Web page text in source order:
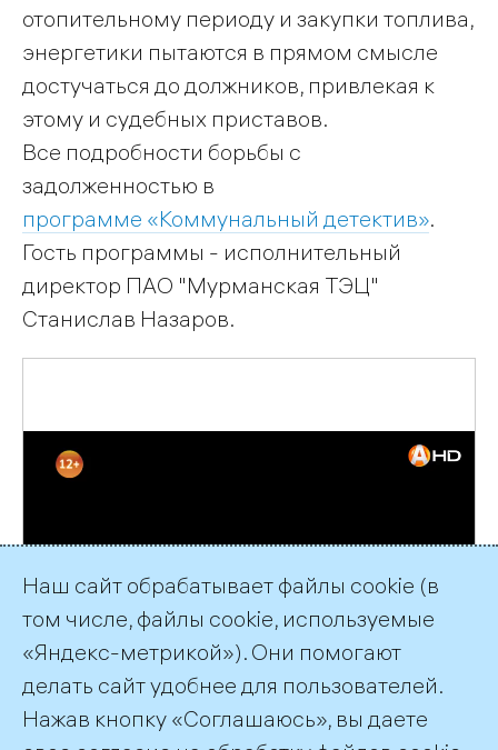
отопительному периоду и закупки топлива,
энергетики пытаются в прямом смысле
достучаться до должников, привлекая к
этому и судебных приставов.
Все подробности борьбы с
задолженностью в
программе «Коммунальный детектив».
Гость программы - исполнительный
директор ПАО "Мурманская ТЭЦ"
Станислав Назаров.
Наш сайт обрабатывает файлы cookie (в
том числе, файлы cookie, используемые
«Яндекс-метрикой»). Они помогают
делать сайт удобнее для пользователей.
Нажав кнопку «Соглашаюсь», вы даете